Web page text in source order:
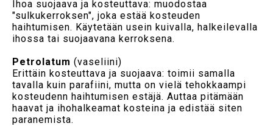
Ihoa suojaava ja kosteuttava: muodostaa
"sulkukerroksen", joka estää kosteuden
haihtumisen. Käytetään usein kuivalla, halkeilevalla
ihossa tai suojaavana kerroksena.
Petrolatum (vaseliini)
Erittäin kosteuttava ja suojaava: toimii samalla
tavalla kuin parafiini, mutta on vielä tehokkaampi
kosteudenn haihtumisen estäjä. Auttaa pitämään
haavat ja ihohalkeamat kosteina ja edistää siten
paranemista.